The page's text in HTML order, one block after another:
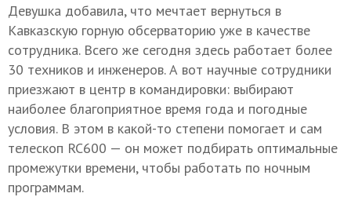
Девушка добавила, что мечтает вернуться в
Кавказскую горную обсерваторию уже в качестве
сотрудника. Всего же сегодня здесь работает более
30 техников и инженеров. А вот научные сотрудники
приезжают в центр в командировки: выбирают
наиболее благоприятное время года и погодные
условия. В этом в какой-то степени помогает и сам
телескоп RC600 — он может подбирать оптимальные
промежутки времени, чтобы работать по ночным
программам.